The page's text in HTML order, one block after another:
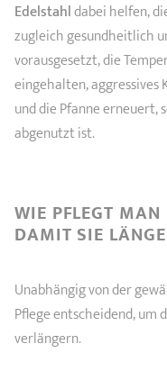
Edelstahldabei helfen,
zugleich gesundheitlich
vorausgesetzt, die
eingehalten,
und die Pfanne erneuert,
abgenutzt ist.
WIE PFLEGT
DAMIT SIE
Unabhängig von der
Pflege entscheidend, um
verlängern.